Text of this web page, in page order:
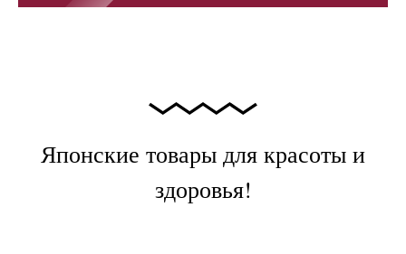
Японские товары для красоты и
здоровья!